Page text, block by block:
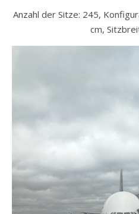
Anzahl der Sitze: 245,
cm,